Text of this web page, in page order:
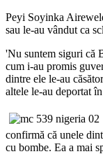
Peyi Soyinka
sau le-au vândut ca
'Nu suntem siguri că
cum i-au promis
dintre ele le-au
altele le-au deportat
confirmă că unele
cu bombe. Ea a mai